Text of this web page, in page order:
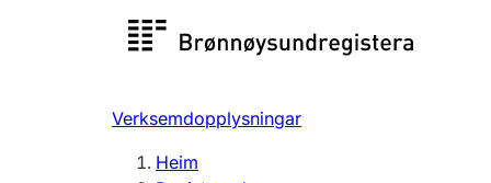
Registersøk
Registrere, endre, slette
Verksemdopplysningar
Heim